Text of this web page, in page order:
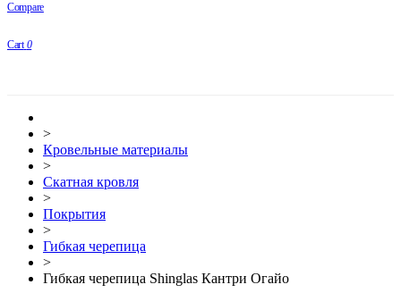
Compare
Cart 0
>
Кровельные материалы
>
Скатная кровля
>
Покрытия
>
Гибкая черепица
>
Гибкая черепица Shinglas Кантри Огайо